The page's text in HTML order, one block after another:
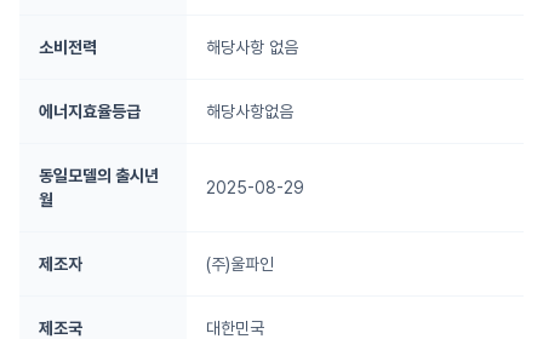
소비전력 해당사항 없음
에너지효율등급 해당사항없음
동일모델의 출시년
월
2025-08-29
제조자 (주)울파인
제조국 대한민국